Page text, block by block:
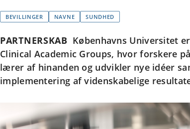
BEVILLINGER NAVNE SUNDHED
PARTNERSKAB Københavns Universitet
Clinical Academic Groups, hvor forskere
lærer af hinanden og udvikler nye idéer
implementering af videnskabelige